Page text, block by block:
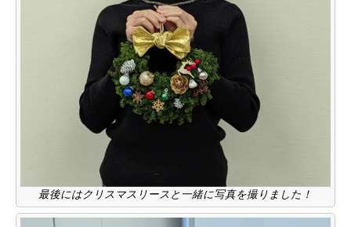
最後にはクリスマスリースと一緒に写真を撮りました！